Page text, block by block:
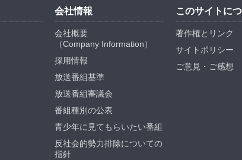
会社情報
会社概要
（Company Information）
採用情報
放送番組基準
放送番組審議会
番組種別の公表
青少年に見てもらいたい番組
反社会的勢力排除についての
指針
このサイトに
著作権とリンク
サイトポリシー
ご意見・ご感想